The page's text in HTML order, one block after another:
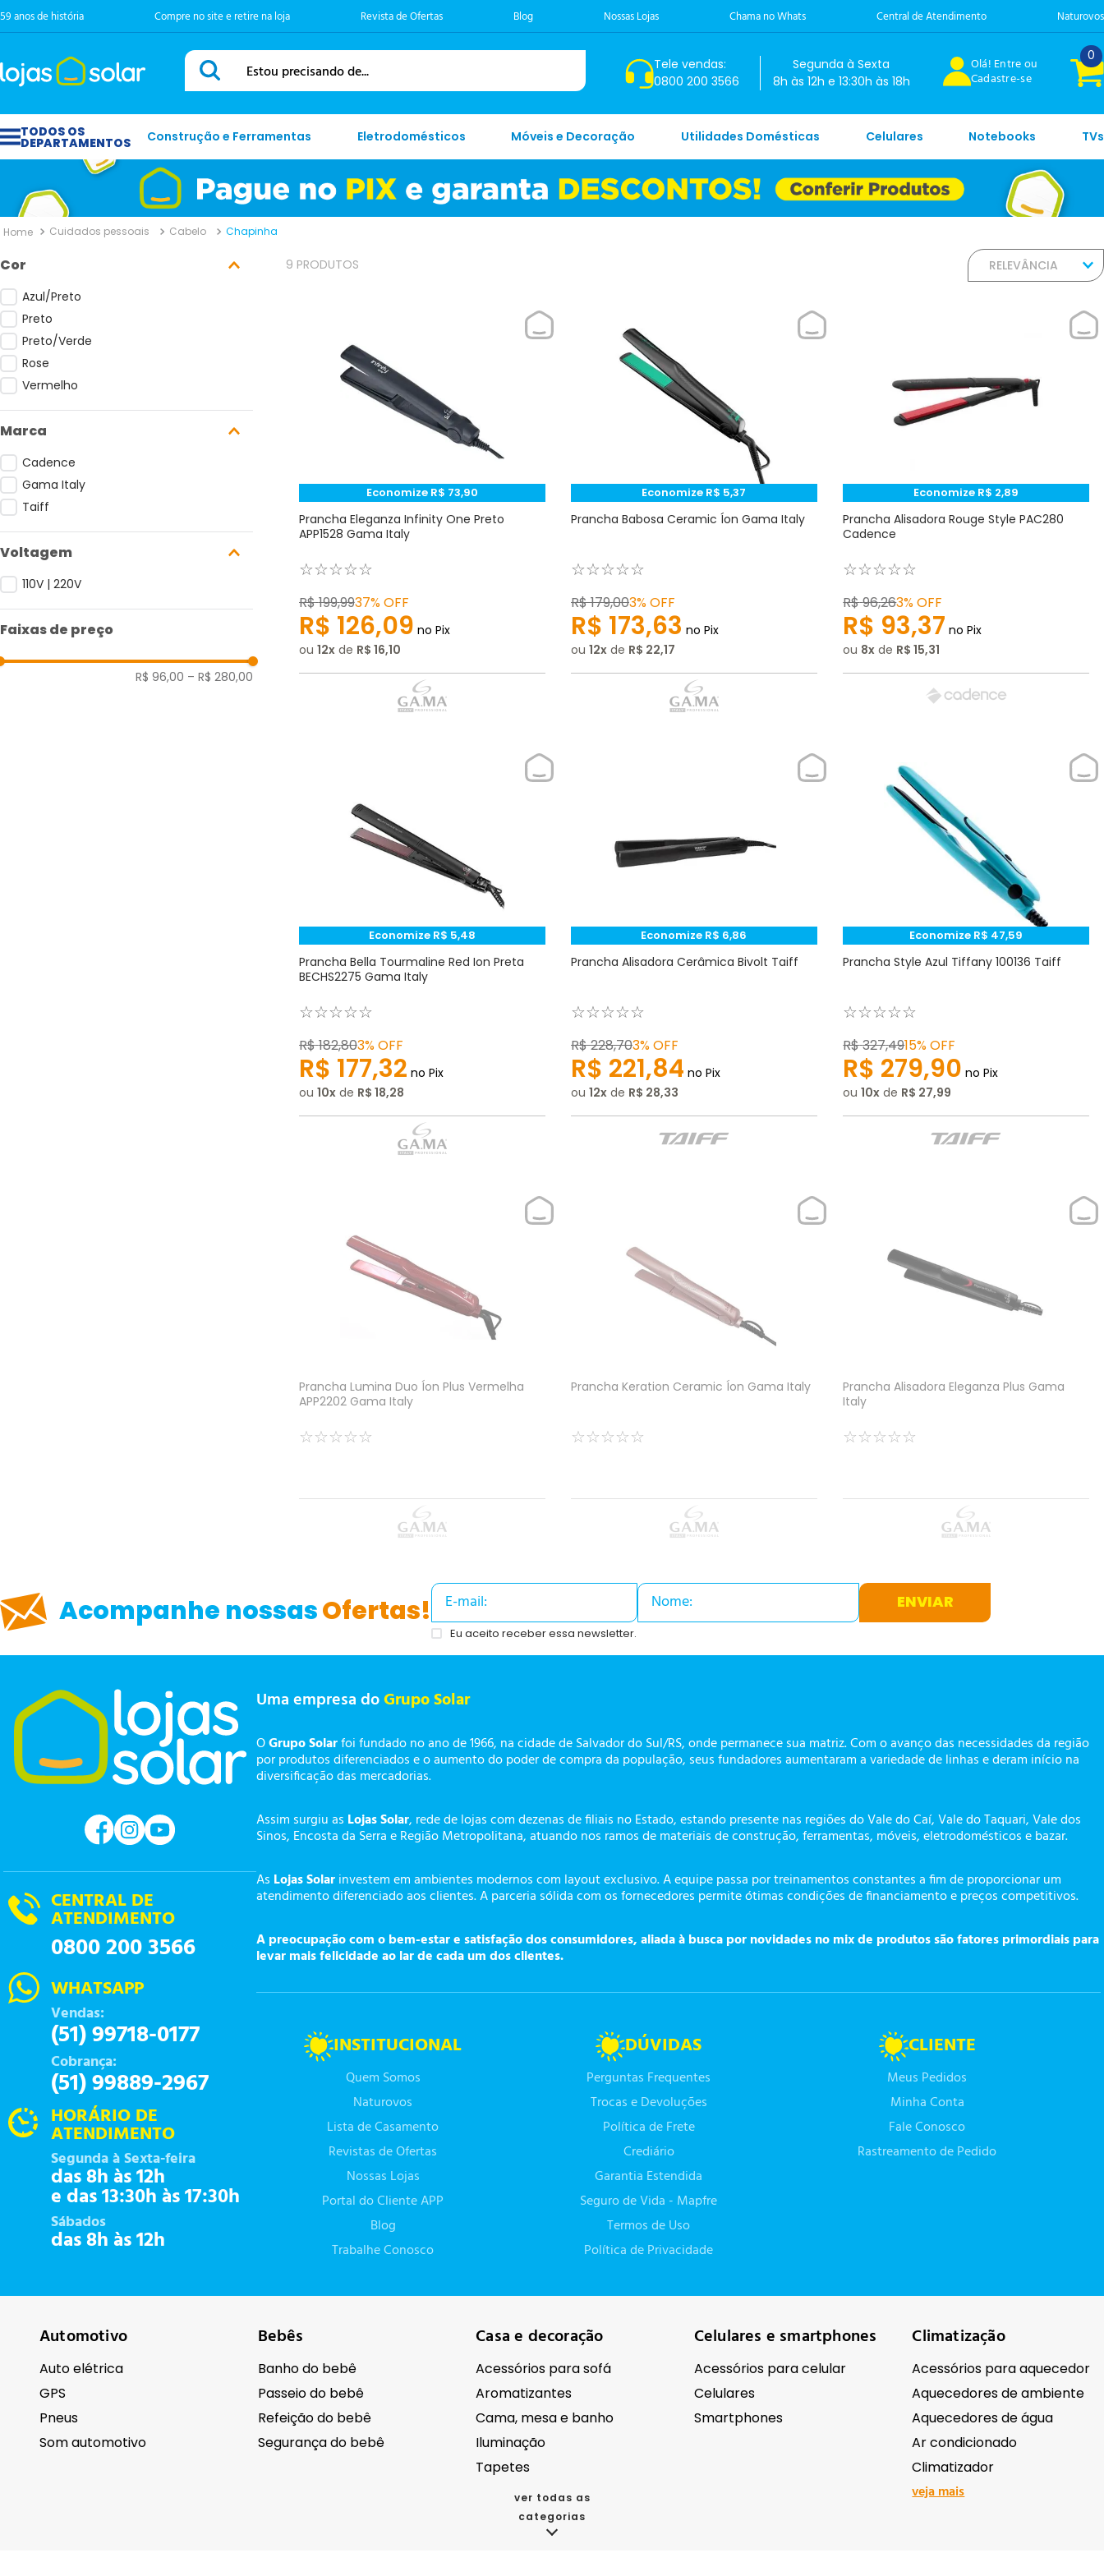
59 anos de história Compre no site e retire na loja Revista de Ofertas Blog Nossas Lojas Chama no Whats Central de Atendimento Naturovos
Estou precisando de...
Tele vendas:
0800 200 3566
Segunda à Sexta
8h às 12h e 13:30h às 18h
Olá! Entre ou
Cadastre-se
0
Construção e Ferramentas Eletrodomésticos Móveis e Decoração Utilidades Domésticas Celulares Notebooks TVs
Cuidados pessoais Cabelo Chapinha
Cor
Azul/Preto
Preto
Preto/Verde
Rose
Vermelho
Marca
Cadence
Gama Italy
Taiff
Voltagem
110V | 220V
Faixas de preço
R$ 96,00 – R$ 280,00
9 PRODUTOS RELEVÂNCIA
Economize R$ 73,90
Prancha Eleganza Infinity One Preto
APP1528 Gama Italy
☆☆☆☆☆
R$199,9937%OFF
R$ 126,09 no Pix
ou 12 de R$ 16,10
Economize R$ 5,37
Prancha Babosa Ceramic Íon Gama Italy
☆☆☆☆☆
R$179,003%OFF
R$ 173,63 no Pix
ou 12 de R$ 22,17
Economize R$ 2,89
Prancha Alisadora Rouge Style PAC280
Cadence
☆☆☆☆☆
R$96,263%OFF
R$ 93,37 no Pix
ou 8 de R$ 15,31
Economize R$ 5,48
Prancha Bella Tourmaline Red Ion Preta
BECHS2275 Gama Italy
☆☆☆☆☆
R$182,803%OFF
R$ 177,32 no Pix
ou 10 de R$ 18,28
Economize R$ 6,86
Prancha Alisadora Cerâmica Bivolt Taiff
☆☆☆☆☆
R$228,703%OFF
R$ 221,84 no Pix
ou 12 de R$ 28,33
Economize R$ 47,59
Prancha Style Azul Tiffany 100136 Taiff
☆☆☆☆☆
R$327,4915%OFF
R$ 279,90 no Pix
ou10 de R$ 27,99
Prancha Lumina Duo Íon Plus Vermelha
APP2202 Gama Italy
☆☆☆☆☆
Prancha Keration Ceramic Íon Gama Italy
☆☆☆☆☆
Prancha Alisadora Eleganza Plus Gama
Italy
☆☆☆☆☆
Acompanhe nossasOfertas! ENVIAR
Eu aceito receber essa newsletter.
CENTRAL DE
ATENDIMENTO
0800 200 3566
WHATSAPP
Vendas:
(51) 99718-0177
Cobrança:
(51) 99889-2967
HORÁRIO DE
ATENDIMENTO
Segunda à Sexta-feira
das 8h às 12h
e das 13:30h às 17:30h
Sábados
das 8h às 12h
Uma empresa doGrupo Solar
OGrupo Solarfoi fundado no ano de 1966, na cidade de Salvador do Sul/RS, onde permanece sua matriz. Com o avanço das necessidades da região
por produtos diferenciados e o aumento do poder de compra da população, seus fundadores aumentaram a variedade de linhas e deram início na
diversificação das mercadorias.
Assim surgiu as Lojas Solar, rede de lojas com dezenas de filiais no Estado, estando presente nas regiões do Vale do Caí, Vale do Taquari, Vale dos
Sinos, Encosta da Serra e Região Metropolitana, atuando nos ramos de materiais de construção, ferramentas, móveis, eletrodomésticos e bazar.
As Lojas Solarinvestem em ambientes modernos com layout exclusivo. A equipe passa por treinamentos constantes a fim de proporcionar um
atendimento diferenciado aos clientes. A parceria sólida com os fornecedores permite ótimas condições de financiamento e preços competitivos.
A preocupação com o bem-estar e satisfação dos consumidores, aliada à busca por novidades no mix de produtos são fatores primordiais para
levar mais felicidade ao lar de cada um dos clientes.
INSTITUCIONAL
Quem Somos
Naturovos
Lista de Casamento
Revistas de Ofertas
Nossas Lojas
Portal do Cliente APP
Blog
Trabalhe Conosco
DÚVIDAS
Perguntas Frequentes
Trocas e Devoluções
Política de Frete
Crediário
Garantia Estendida
Seguro de Vida - Mapfre
Termos de Uso
Política de Privacidade
CLIENTE
Meus Pedidos
Minha Conta
Fale Conosco
Rastreamento de Pedido
Automotivo
Auto elétrica
GPS
Pneus
Som automotivo
Bebês
Banho do bebê
Passeio do bebê
Refeição do bebê
Segurança do bebê
Casa e decoração
Acessórios para sofá
Aromatizantes
Cama, mesa e banho
Iluminação
Tapetes
Celulares e smartphones
Acessórios para celular
Celulares
Smartphones
Climatização
Acessórios para aquecedor
Aquecedores de ambiente
Aquecedores de água
Ar condicionado
Climatizador
veja mais
ver todas as
categorias